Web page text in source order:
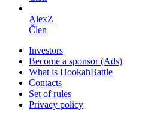
AlexZ
Člen
Investors
Become a sponsor (Ads)
What is HookahBattle
Contacts
Set of rules
Privacy policy